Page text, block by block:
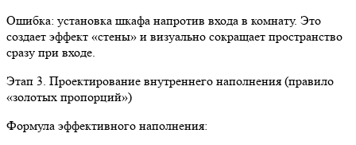
Ошибка: установка шкафа напротив входа в комнату. Это
создает эффект «стены» и визуально сокращает пространство
сразу при входе.
Этап 3. Проектирование внутреннего наполнения (правило
«золотых пропорций»)
Формула эффективного наполнения: